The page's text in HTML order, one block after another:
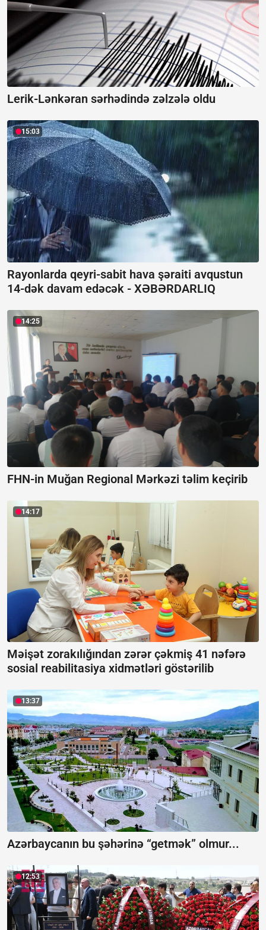
Lerik-Lənkəran sərhədində zəlzələ oldu
15:03
Rayonlarda qeyri-sabit hava şəraiti avqustun
14-dək davam edəcək - XƏBƏRDARLIQ
14:25
FHN-in Muğan Regional Mərkəzi təlim keçirib
14:17
Məişət zorakılığından zərər çəkmiş 41 nəfərə
sosial reabilitasiya xidmətləri göstərilib
13:37
Azərbaycanın bu şəhərinə “getmək” olmur...
12:53